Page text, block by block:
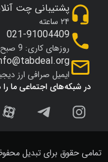
در شبکه‌های اجتماعی ما را
پشتیبانی چت
۲۴ ساعته
021-91004409
روزهای کاری: 9 صبح تا 7 شب
ایمیل صرافی ارز
تمامی حقوق برای تبدیل